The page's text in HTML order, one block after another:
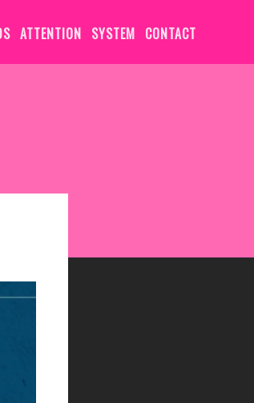
ATTENTION SYSTEM CONTACT